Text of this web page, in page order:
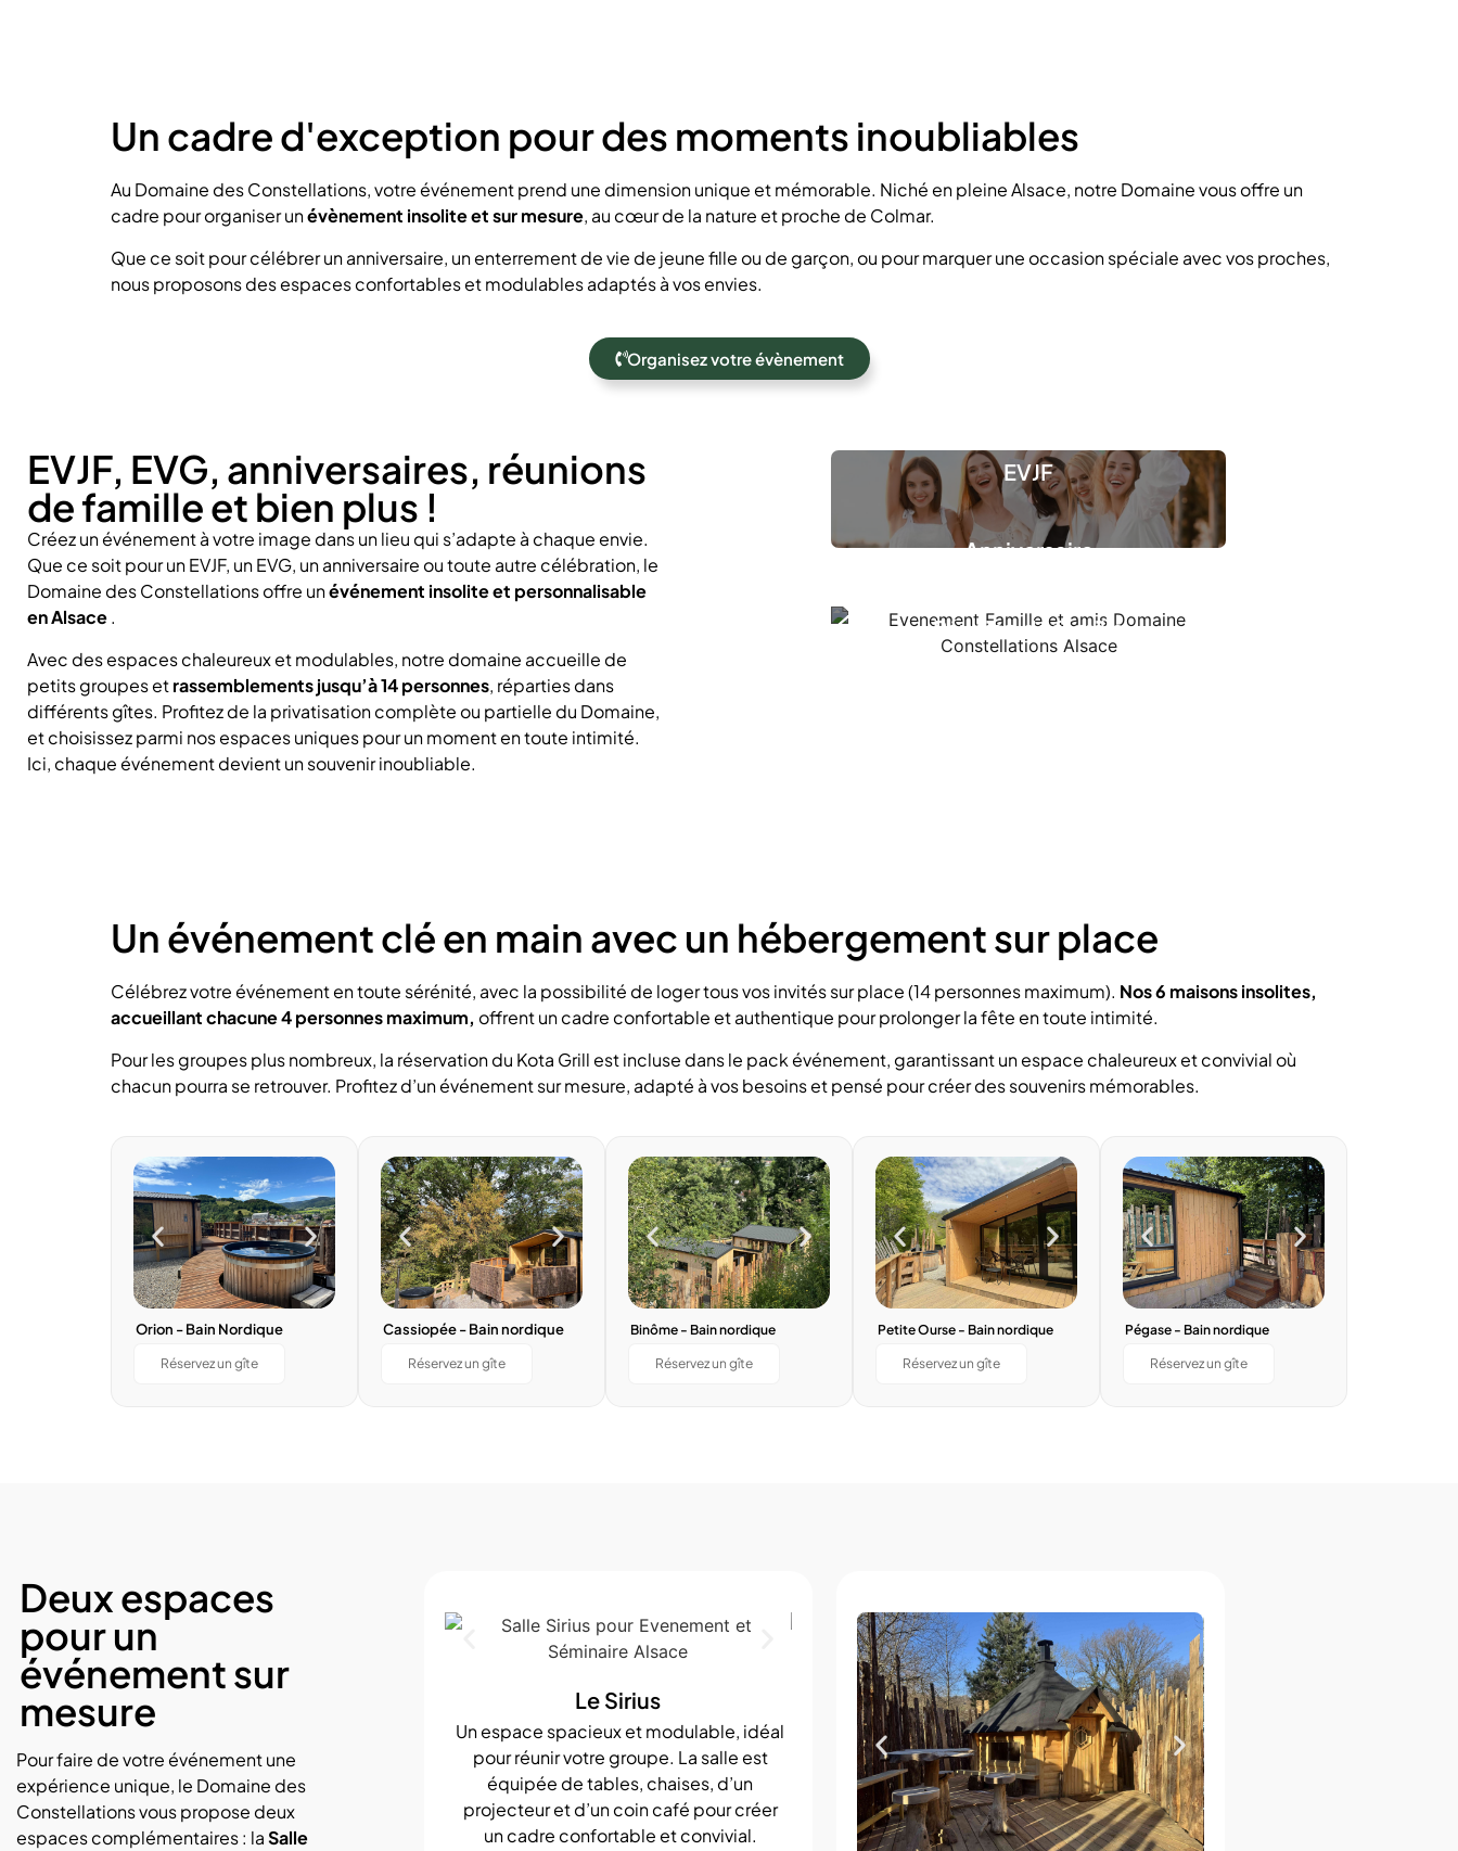
Un cadre d'exception pour des moments inoubliables
Au Domaine des Constellations, votre événement prend une dimension unique et mémorable. Niché en pleine Alsace, notre Domaine vous offre un
cadre pour organiser unévènement insolite et sur mesure, au cœur de la nature et proche de Colmar.
Que ce soit pour célébrer un anniversaire, un enterrement de vie de jeune fille ou de garçon, ou pour marquer une occasion spéciale avec vos proches,
nous proposons des espaces confortables et modulables adaptés à vos envies.
Organisez votre évènement
EVJF, EVG, anniversaires, réunions
de famille et bien plus !
Créez un événement à votre image dans un lieu qui s’adapte à chaque envie.
Que ce soit pour un EVJF, un EVG, un anniversaire ou toute autre célébration, le
Domaine des Constellations offre unévénement insolite et personnalisable
en Alsace.
Avec des espaces chaleureux et modulables, notre domaine accueille de
petits groupes etrassemblements jusqu’à 14 personnes, réparties dans
différents gîtes. Profitez de la privatisation complète ou partielle du Domaine,
et choisissez parmi nos espaces uniques pour un moment en toute intimité.
Ici, chaque événement devient un souvenir inoubliable.
EVJF
Anniversaire
Réunion de famille
Un événement clé en main avec un hébergement sur place
Célébrez votre événement en toute sérénité, avec la possibilité de loger tous vos invités sur place (14 personnes maximum). Nos 6 maisons insolites,
accueillant chacune 4 personnes maximum, offrent un cadre confortable et authentique pour prolonger la fête en toute intimité.
Pour les groupes plus nombreux, la réservation du Kota Grill est incluse dans le pack événement, garantissant un espace chaleureux et convivial où
chacun pourra se retrouver. Profitez d’un événement sur mesure, adapté à vos besoins et pensé pour créer des souvenirs mémorables.
Orion - Bain Nordique
Réservez un gîte
Cassiopée - Bain nordique
Réservez un gîte
Binôme - Bain nordique
Réservez un gîte
Petite Ourse - Bain nordique
Réservez un gîte
Pégase - Bain nordique
Réservez un gîte
Deux espaces
pour un
événement sur
mesure
Pour faire de votre événement une
expérience unique, le Domaine des
Constellations vous propose deux
espaces complémentaires : laSalle
Le Sirius
Un espace spacieux et modulable, idéal
pour réunir votre groupe. La salle est
équipée de tables, chaises, d’un
projecteur et d’un coin café pour créer
un cadre confortable et convivial.